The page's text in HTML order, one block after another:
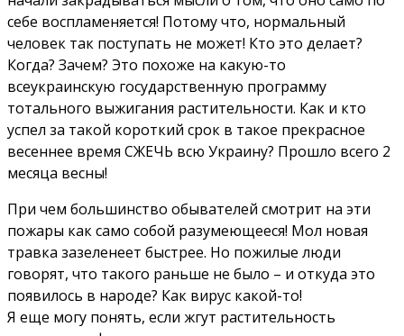
себе воспламеняется! Потому что, нормальный
человек так поступать не может! Кто это делает?
Когда? Зачем? Это похоже на какую-то
всеукраинскую государственную программу
тотального выжигания растительности. Как и кто
успел за такой короткий срок в такое прекрасное
весеннее время СЖЕЧЬ всю Украину? Прошло всего 2
месяца весны!
При чем большинство обывателей смотрит на эти
пожары как само собой разумеющееся! Мол новая
травка зазеленеет быстрее. Но пожилые люди
говорят, что такого раньше не было – и откуда это
появилось в народе? Как вирус какой-то!
Я еще могу понять, если жгут растительность